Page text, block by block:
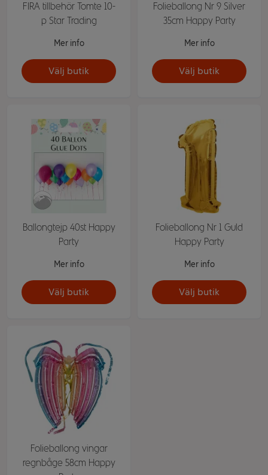
FIRA tillbehör Tomte 10-
p Star Trading
Mer info
Välj butik
Folieballong Nr 9 Silver
35cm Happy Party
Mer info
Välj butik
Ballongtejp 40st Happy
Party
Mer info
Välj butik
Folieballong Nr 1 Guld
Happy Party
Mer info
Välj butik
Folieballong vingar
regnbåge 58cm Happy